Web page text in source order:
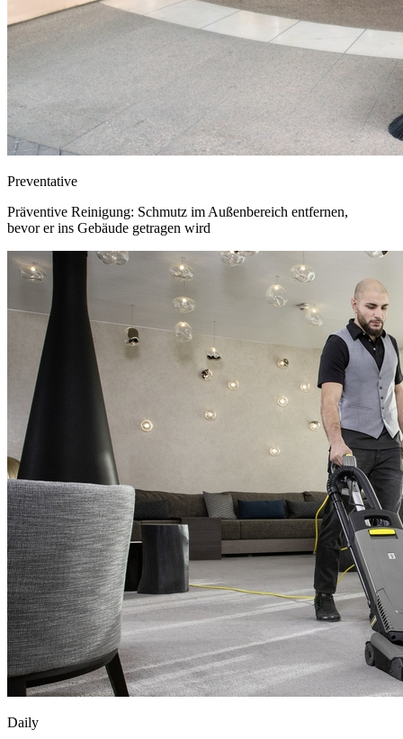
Preventative
Präventive Reinigung: Schmutz im Außenbereich entfernen,
bevor er ins Gebäude getragen wird
Daily